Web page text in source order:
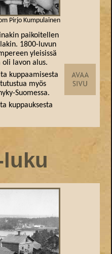
Pirjo Kumpulainen
paikoitellen
1800-luvun
yleisissä
oli lavon alus.
kuppaamisesta
myös
Suomessa.
kuppauksesta
luku